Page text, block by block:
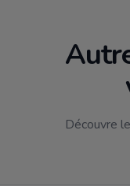
Découvre